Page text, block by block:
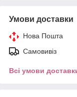
Умови доставки
Нова Пошта
Самовивіз
Всі умови